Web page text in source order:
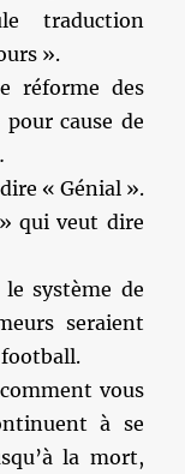
traduction
».
réforme des
cause de
« Génial ».
qui veut dire
système de
seraient
football.
vous
à se
la mort,